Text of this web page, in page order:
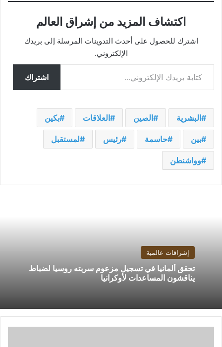
اكتشاف المزيد من إشراق العالم
اشترك للحصول على أحدث التدوينات المرسلة إلى بريدك
الإلكتروني.
كتابة بريدك الإلكتروني...
اشتراك
البشرية الصين العلاقات بكين
بين حاسمة رئيس لمستقبل
وواشنطن
إشراقات عالمية
تحقق ألمانيا في تسجيل مزعوم سربته روسيا لضباط
يناقشون المساعدات لأوكرانيا